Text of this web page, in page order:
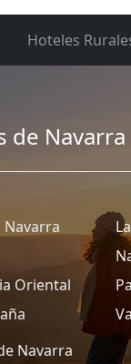
Hoteles
de Navarra
Navarra
Oriental
Navarra